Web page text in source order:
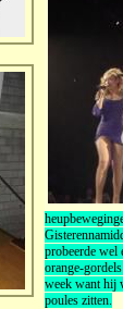
probeerde wel
orange-
week want hij
poules zitten.